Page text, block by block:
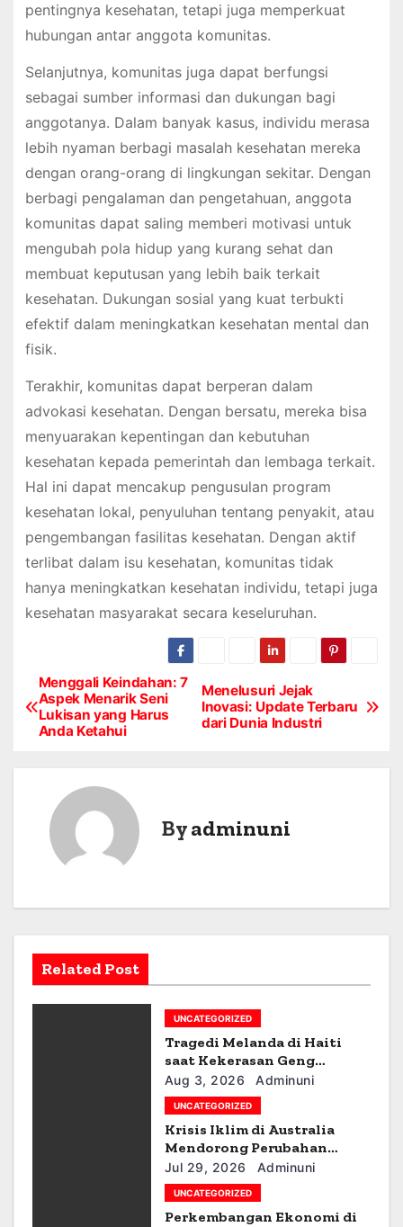
pentingnya kesehatan, tetapi juga memperkuat
hubungan antar anggota komunitas.
Selanjutnya, komunitas juga dapat berfungsi
sebagai sumber informasi dan dukungan bagi
anggotanya. Dalam banyak kasus, individu merasa
lebih nyaman berbagi masalah kesehatan mereka
dengan orang-orang di lingkungan sekitar. Dengan
berbagi pengalaman dan pengetahuan, anggota
komunitas dapat saling memberi motivasi untuk
mengubah pola hidup yang kurang sehat dan
membuat keputusan yang lebih baik terkait
kesehatan. Dukungan sosial yang kuat terbukti
efektif dalam meningkatkan kesehatan mental dan
fisik.
Terakhir, komunitas dapat berperan dalam
advokasi kesehatan. Dengan bersatu, mereka bisa
menyuarakan kepentingan dan kebutuhan
kesehatan kepada pemerintah dan lembaga terkait.
Hal ini dapat mencakup pengusulan program
kesehatan lokal, penyuluhan tentang penyakit, atau
pengembangan fasilitas kesehatan. Dengan aktif
terlibat dalam isu kesehatan, komunitas tidak
hanya meningkatkan kesehatan individu, tetapi juga
kesehatan masyarakat secara keseluruhan.
P
o
v
g
Menelusuri Jejak
Inovasi: Update Terbaru
dari Dunia Industri
Menggali Keindahan: 7
Aspek Menarik Seni
Lukisan yang Harus
Anda Ketahui
Byadminuni
Related Post
UNCATEGORIZED
Tragedi Melanda di Haiti
saat Kekerasan Geng
Meningkat
Aug 3, 2026 Adminuni
UNCATEGORIZED
Krisis Iklim di Australia
Mendorong Perubahan
Kebijakan
Jul 29, 2026 Adminuni
UNCATEGORIZED
Perkembangan Ekonomi di